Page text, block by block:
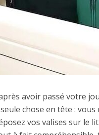
avoir passé votre
seule chose en tête :
vos valises sur le